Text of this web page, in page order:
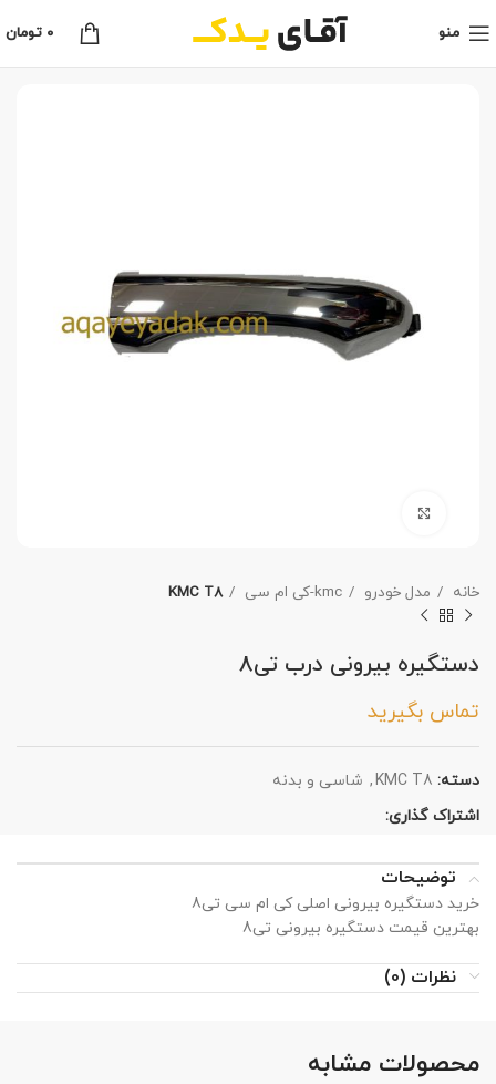
منو 0 تومان
خانه مدل خودرو kmc-کی ام سی KMC T8
دستگیره بیرونی درب تی8
تماس بگیرید
دسته: KMC T8
, شاسی و بدنه
اشتراک گذاری:
توضیحات
خرید دستگیره بیرونی اصلی کی ام سی تی8
بهترین قیمت دستگیره بیرونی تی8
نظرات (0)
محصولات مشابه